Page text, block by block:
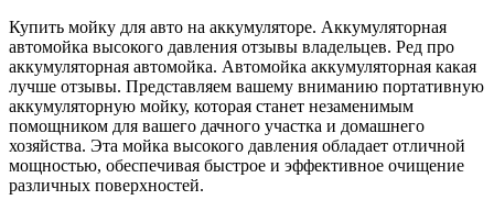
Купить мойку для авто на аккумуляторе. Аккумуляторная
автомойка высокого давления отзывы владельцев. Ред про
аккумуляторная автомойка. Автомойка аккумуляторная какая
лучше отзывы. Представляем вашему вниманию портативную
аккумуляторную мойку, которая станет незаменимым
помощником для вашего дачного участка и домашнего
хозяйства. Эта мойка высокого давления обладает отличной
мощностью, обеспечивая быстрое и эффективное очищение
различных поверхностей.